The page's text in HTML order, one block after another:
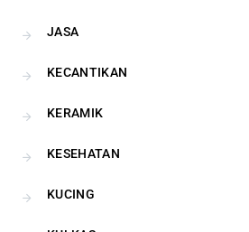
JASA
KECANTIKAN
KERAMIK
KESEHATAN
KUCING